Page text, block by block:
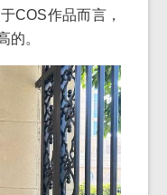
COS作品而言，
的。